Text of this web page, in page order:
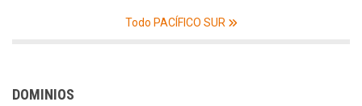
Todo PACÍFICO SUR
DOMINIOS